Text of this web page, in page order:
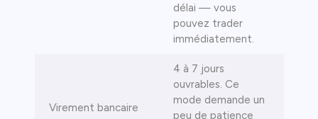
délai — vous
pouvez trader
immédiatement.
Virement bancaire
4 à 7 jours
ouvrables. Ce
mode demande un
peu de patience